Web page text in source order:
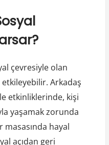
çevresiyle olan
Arkadaş
etkinliklerinde, kişi
yaşamak zorunda
masasında hayal
açıdan geri